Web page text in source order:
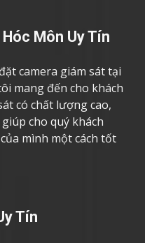
Môn Uy Tín
camera giám sát tại
mang đến cho khách
có chất lượng cao,
cho quý khách
mình một cách tốt
Tín